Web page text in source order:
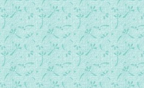
第5周星期三日间祷.mp3
第5周星期四日间祷.mp3
第5周星期五日间祷.mp3
第5周星期六日间祷.mp3
第6周星期日日间祷.mp3